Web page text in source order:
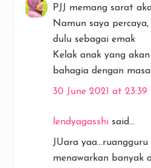
PJJ memang sarat
Namun saya
dulu sebagai emak
Kelak anak yang
bahagia dengan
30 June 2021 at 23:39
lendyagasshi said...
JUara
menawarkan banyak